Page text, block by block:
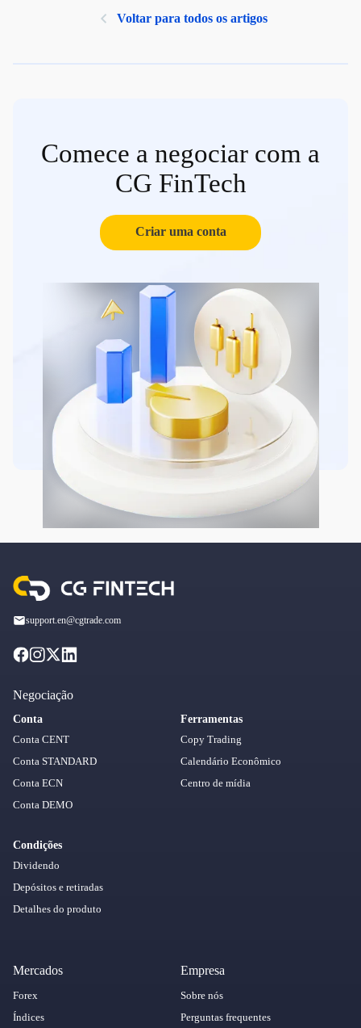
Voltar para todos os artigos
Comece a negociar com a
CG FinTech
Criar uma conta
support.en@cgtrade.com
Negociação
Conta
Conta CENT
Conta STANDARD
Conta ECN
Conta DEMO
Condições
Dividendo
Depósitos e retiradas
Detalhes do produto
Ferramentas
Copy Trading
Calendário Econômico
Centro de mídia
Mercados
Forex
Índices
Empresa
Sobre nós
Perguntas frequentes